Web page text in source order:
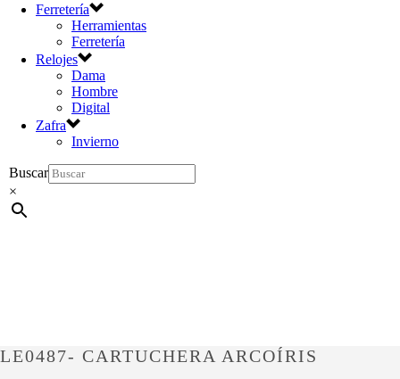
Ferretería
Herramientas
Ferretería
Relojes
Dama
Hombre
Digital
Zafra
Invierno
Buscar
×
LE0487- CARTUCHERA ARCOÍRIS